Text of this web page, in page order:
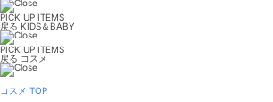
PICK UP ITEMS
戻る KIDS＆BABY
PICK UP ITEMS
戻る コスメ
コスメ TOP